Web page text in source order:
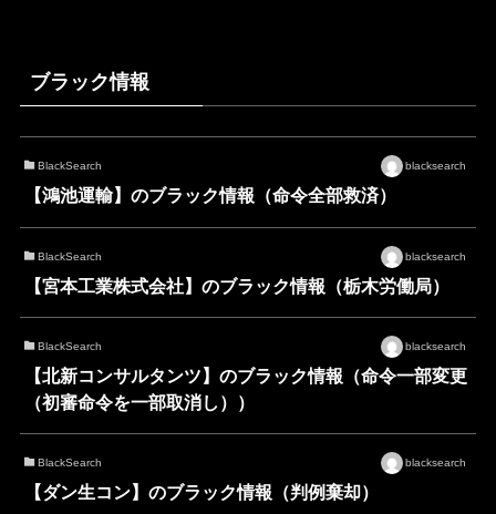
ブラック情報
BlackSearch blacksearch
【鴻池運輸】のブラック情報（命令全部救済）
BlackSearch blacksearch
【宮本工業株式会社】のブラック情報（栃木労働局）
BlackSearch blacksearch
【北新コンサルタンツ】のブラック情報（命令一部変更
（初審命令を一部取消し））
BlackSearch blacksearch
【ダン生コン】のブラック情報（判例棄却）